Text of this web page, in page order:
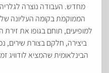
מחדש. העבודה נוצרה
הממוקמת בקומה העליונה
למופיעים, תוחם בגופו את
ביצירה, חלקם בצורת שירים,
הבינלאומית שהמציא